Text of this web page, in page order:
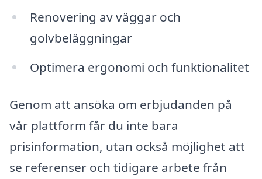
Renovering av väggar och
golvbeläggningar
Optimera ergonomi och funktionalitet
Genom att ansöka om erbjudanden på
vår plattform får du inte bara
prisinformation, utan också möjlighet att
se referenser och tidigare arbete från